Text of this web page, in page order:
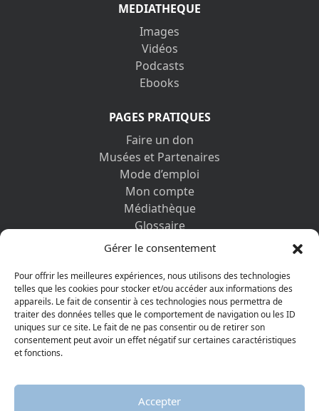
Gérer le consentement
Pour offrir les meilleures expériences, nous utilisons des technologies
telles que les cookies pour stocker et/ou accéder aux informations des
appareils. Le fait de consentir à ces technologies nous permettra de
traiter des données telles que le comportement de navigation ou les ID
uniques sur ce site. Le fait de ne pas consentir ou de retirer son
consentement peut avoir un effet négatif sur certaines caractéristiques
et fonctions.
Accepter
MEDIATHEQUE
Images
Vidéos
Podcasts
Ebooks
PAGES PRATIQUES
Faire un don
Musées et Partenaires
Mode d’emploi
Mon compte
Médiathèque
Glossaire
Contactez-nous
Vos informations personnelles et cookies
DÉCOUVRIR AUSSI